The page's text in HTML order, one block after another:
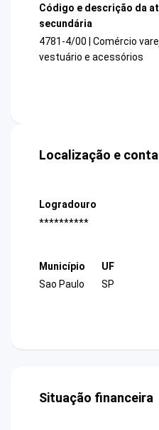
Código e descrição da
secundária
4781-4/00 | Comércio
vestuário e acessórios
Localização e
Logradouro
**********
Município
Sao Paulo
UF
SP
Situação financeira